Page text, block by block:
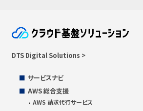
DTS Digital Solutions >
サービスナビ
AWS 総合支援
AWS 請求代行サービス